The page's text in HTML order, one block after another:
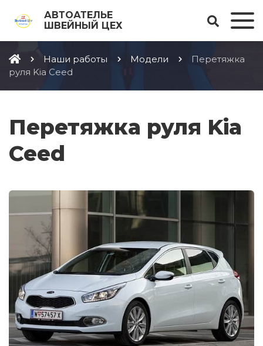
АВТОАТЕЛЬЕ
ШВЕЙНЫЙ ЦЕХ
Наши работы Модели
Перетяжка
руля Kia Ceed
Перетяжка руля Kia
Ceed